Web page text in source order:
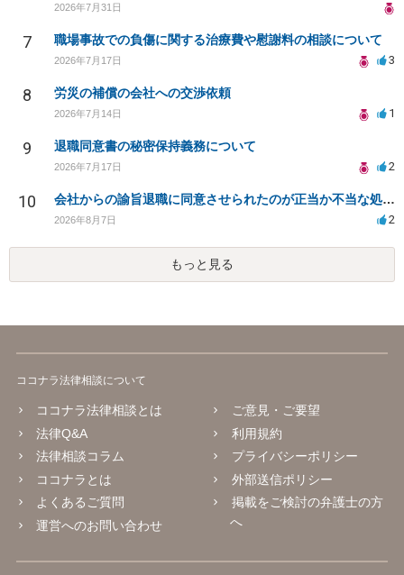
2026年7月31日
7 職場事故での負傷に関する治療費や慰謝料の相談について
2026年7月17日 3
8 労災の補償の会社への交渉依頼
2026年7月14日 1
9 退職同意書の秘密保持義務について
2026年7月17日 2
10 会社からの諭旨退職に同意させられたのが正当か不当な処分かどうか教えてほしい
2026年8月7日 2
もっと見る
ココナラ法律相談について
ココナラ法律相談とは
法律Q&A
法律相談コラム
ココナラとは
よくあるご質問
運営へのお問い合わせ
ご意見・ご要望
利用規約
プライバシーポリシー
外部送信ポリシー
掲載をご検討の弁護士の方
へ